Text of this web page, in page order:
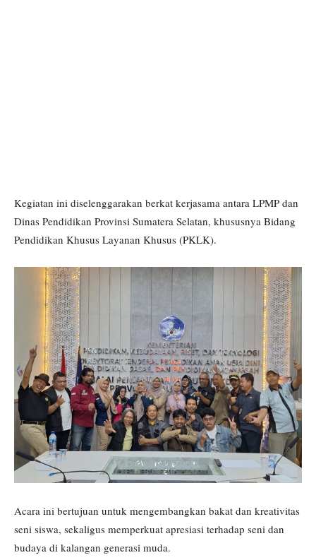
Kegiatan ini diselenggarakan berkat kerjasama antara LPMP dan
Dinas Pendidikan Provinsi Sumatera Selatan, khususnya Bidang
Pendidikan Khusus Layanan Khusus (PKLK).
Acara ini bertujuan untuk mengembangkan bakat dan kreativitas
seni siswa, sekaligus memperkuat apresiasi terhadap seni dan
budaya di kalangan generasi muda.